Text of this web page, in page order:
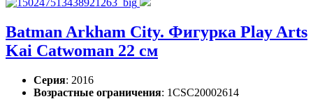
Batman Arkham City. Фигурка Play Arts
Kai Catwoman 22 см
Серия: 2016
Возрастные ограничения: 1CSC20002614